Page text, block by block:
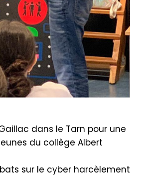
dans le Tarn pour une
du collège Albert
sur le cyber harcèlement